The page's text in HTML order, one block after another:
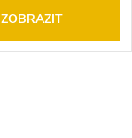
ZOBRAZIT